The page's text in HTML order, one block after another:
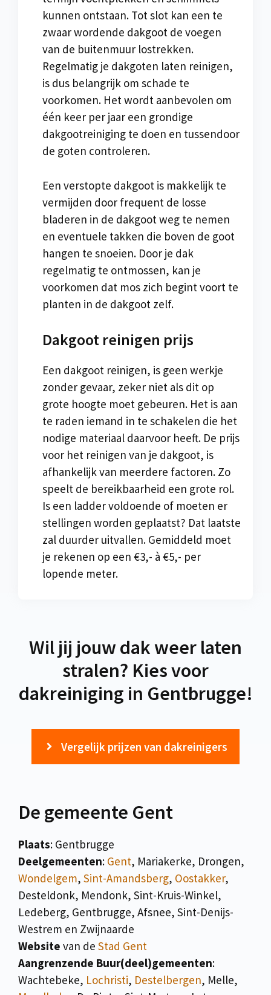
kunnen ontstaan. Tot slot kan een te
zwaar wordende dakgoot de voegen
van de buitenmuur lostrekken.
Regelmatig je dakgoten laten reinigen,
is dus belangrijk om schade te
voorkomen. Het wordt aanbevolen om
één keer per jaar een grondige
dakgootreiniging te doen en tussendoor
de goten controleren.
Een verstopte dakgoot is makkelijk te
vermijden door frequent de losse
bladeren in de dakgoot weg te nemen
en eventuele takken die boven de goot
hangen te snoeien. Door je dak
regelmatig te ontmossen, kan je
voorkomen dat mos zich begint voort te
planten in de dakgoot zelf.
Dakgoot reinigen prijs
Een dakgoot reinigen, is geen werkje
zonder gevaar, zeker niet als dit op
grote hoogte moet gebeuren. Het is aan
te raden iemand in te schakelen die het
nodige materiaal daarvoor heeft. De prijs
voor het reinigen van je dakgoot, is
afhankelijk van meerdere factoren. Zo
speelt de bereikbaarheid een grote rol.
Is een ladder voldoende of moeten er
stellingen worden geplaatst? Dat laatste
zal duurder uitvallen. Gemiddeld moet
je rekenen op een €3,- à €5,- per
lopende meter.
Wil jij jouw dak weer laten
stralen? Kies voor
dakreiniging in Gentbrugge!
Vergelijk prijzen van dakreinigers
De gemeente Gent
Plaats: Gentbrugge
Deelgemeenten: Gent, Mariakerke, Drongen,
Wondelgem, Sint-Amandsberg, Oostakker,
Desteldonk, Mendonk, Sint-Kruis-Winkel,
Ledeberg, Gentbrugge, Afsnee, Sint-Denijs-
Westrem en Zwijnaarde
Website van de Stad Gent
Aangrenzende Buur(deel)gemeenten:
Wachtebeke, Lochristi, Destelbergen, Melle,